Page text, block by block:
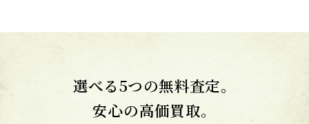
選べる5つの無料査定。
安心の高価買取。